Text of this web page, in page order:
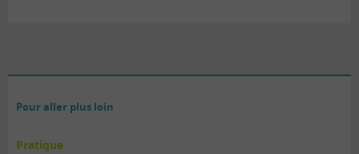
Pour aller plus loin
Pratique